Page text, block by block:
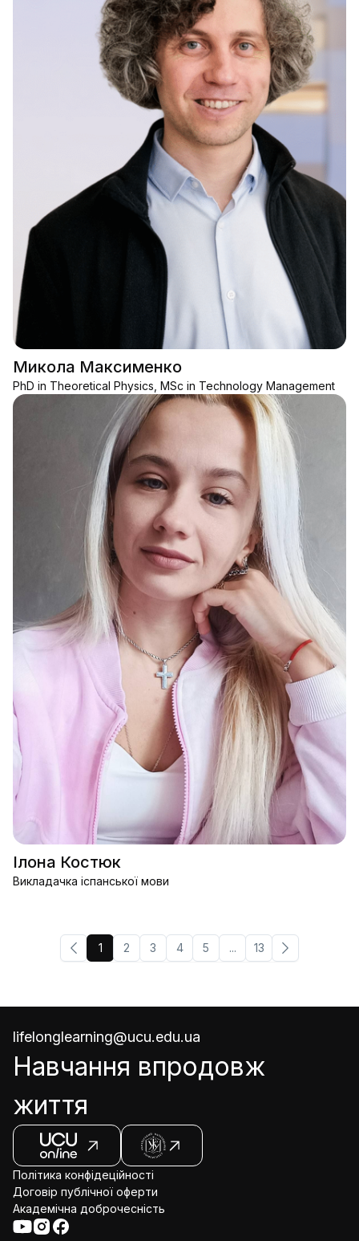
Микола Максименко
PhD in Theoretical Physics, MSc in Technology Management
Ілона Костюк
Викладачка іспанської мови
1 2 3 4 5 ... 13
lifelonglearning@ucu.edu.ua
Навчання впродовж
життя
Політика конфідеційності
Договір публічної оферти
Академічна доброчесність